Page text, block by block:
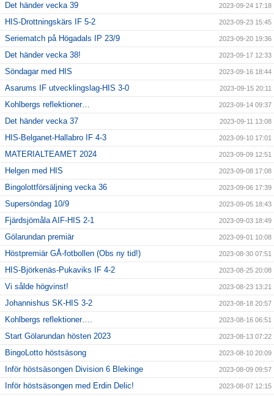
Det händer vecka 39 2023-09-24 17:18
HIS-Drottningskärs IF 5-2 2023-09-23 15:45
Seriematch på Högadals IP 23/9 2023-09-20 19:36
Det händer vecka 38! 2023-09-17 12:33
Söndagar med HIS 2023-09-16 18:44
Asarums IF utvecklingslag-HIS 3-0 2023-09-15 20:11
Kohlbergs reflektioner… 2023-09-14 09:37
Det händer vecka 37 2023-09-11 13:08
HIS-Belganet-Hallabro IF 4-3 2023-09-10 17:01
MATERIALTEAMET 2024 2023-09-09 12:51
Helgen med HIS 2023-09-08 17:08
Bingolottförsäljning vecka 36 2023-09-06 17:39
Supersöndag 10/9 2023-09-05 18:43
Fjärdsjömåla AIF-HIS 2-1 2023-09-03 18:49
Gölarundan premiär 2023-09-01 10:08
Höstpremiär GÅ-fotbollen (Obs ny tid!) 2023-08-30 07:51
HIS-Björkenäs-Pukaviks IF 4-2 2023-08-25 20:08
Vi sålde högvinst! 2023-08-23 13:21
Johannishus SK-HIS 3-2 2023-08-18 20:57
Kohlbergs reflektioner…. 2023-08-16 06:51
Start Gölarundan hösten 2023 2023-08-13 07:22
BingoLotto höstsäsong 2023-08-10 20:09
Inför höstsäsongen Division 6 Blekinge 2023-08-09 09:57
Inför höstsäsongen med Erdin Delic! 2023-08-07 12:15